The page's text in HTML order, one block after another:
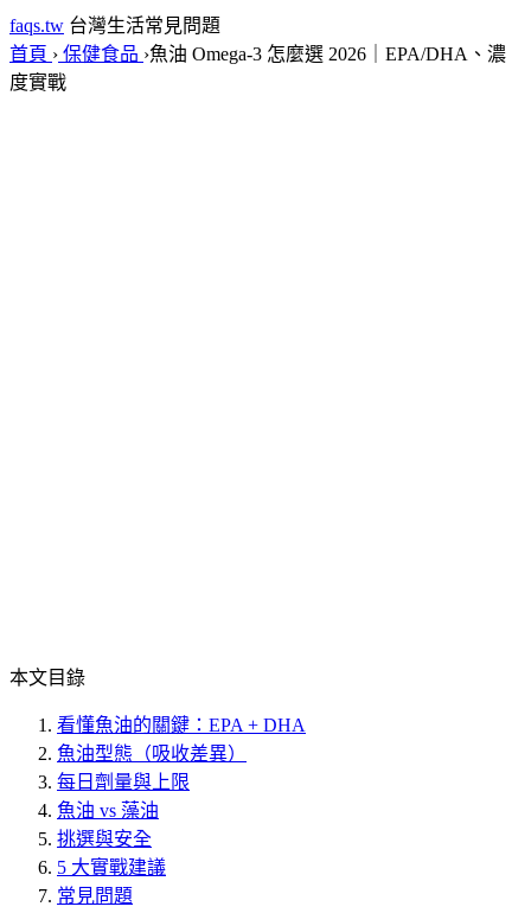
faqs.tw 台灣生活常見問題
首頁 › 保健食品 ›魚油 Omega-3 怎麼選 2026｜EPA/DHA、濃
度實戰
本文目錄
看懂魚油的關鍵：EPA + DHA
魚油型態（吸收差異）
每日劑量與上限
魚油 vs 藻油
挑選與安全
5 大實戰建議
常見問題